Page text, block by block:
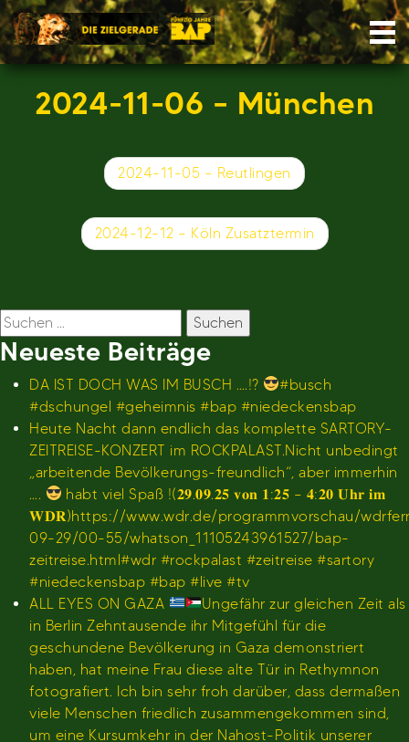
Skip
to
content
2024-11-06 – München
Beitragsnavigation
2024-11-05 – Reutlingen
2024-12-12 – Köln Zusatztermin
Suchen
nach:
Neueste Beiträge
DA IST DOCH WAS IM BUSCH ….!?
#busch
#dschungel #geheimnis #bap #niedeckensbap
Heute Nacht dann endlich das komplette SARTORY-
ZEITREISE-KONZERT im ROCKPALAST.Nicht unbedingt
„arbeitende Bevölkerungs-freundlich“, aber immerhin
….
habt viel Spaß !(𝟐𝟗.𝟎𝟗.𝟐𝟓 𝐯𝐨𝐧 𝟏:𝟐𝟓 – 𝟒:𝟐𝟎 𝐔𝐡𝐫 𝐢𝐦
𝐖𝐃𝐑)https://www.wdr.de/programmvorschau/
09-29/00-55/whatson_11105243961527/bap-
zeitreise.html#wdr #rockpalast #zeitreise #sartory
#niedeckensbap #bap #live #tv
ALL EYES ON GAZA
Ungefähr zur gleichen Zeit als
in Berlin Zehntausende ihr Mitgefühl für die
geschundene Bevölkerung in Gaza demonstriert
haben, hat meine Frau diese alte Tür in Rethymnon
fotografiert. Ich bin sehr froh darüber, dass dermaßen
viele Menschen friedlich zusammengekommen sind,
um eine Kursumkehr in der Nahost-Politik unserer